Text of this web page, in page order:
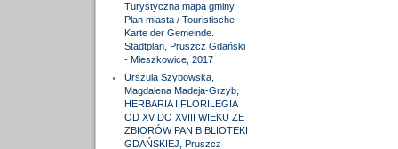
Turystyczna mapa gminy.
Plan miasta / Touristische
Karte der Gemeinde.
Stadtplan, Pruszcz Gdański
- Mieszkowice, 2017
Urszula Szybowska,
Magdalena Madeja-Grzyb,
HERBARIA I FLORILEGIA
OD XV DO XVIII WIEKU ZE
ZBIORÓW PAN BIBLIOTEKI
GDAŃSKIEJ, Pruszcz